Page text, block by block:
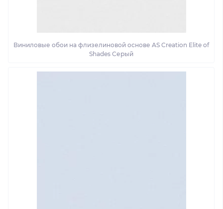
Виниловые обои на флизелиновой основе AS Creation Elite of
Shades Серый